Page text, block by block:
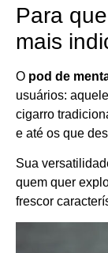
Para
mais
O pod de
usuários:
cigarro
e até os que
Sua
quem quer
frescor